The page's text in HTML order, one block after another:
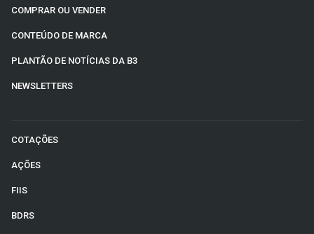
COMPRAR OU VENDER
CONTEÚDO DE MARCA
PLANTÃO DE NOTÍCIAS DA B3
NEWSLETTERS
COTAÇÕES
AÇÕES
FIIS
BDRS